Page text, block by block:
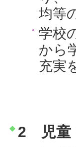
均等
学校
から
充実
2 児童